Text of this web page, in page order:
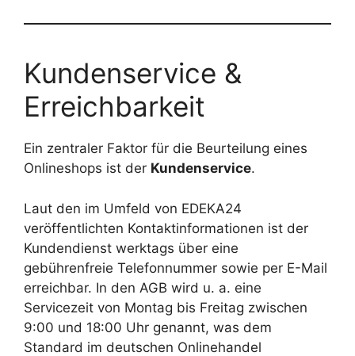
Kundenservice &
Erreichbarkeit
Ein zentraler Faktor für die Beurteilung eines
Onlineshops ist der Kundenservice.
Laut den im Umfeld von EDEKA24
veröffentlichten Kontaktinformationen ist der
Kundendienst werktags über eine
gebührenfreie Telefonnummer sowie per E-Mail
erreichbar. In den AGB wird u. a. eine
Servicezeit von Montag bis Freitag zwischen
9:00 und 18:00 Uhr genannt, was dem
Standard im deutschen Onlinehandel